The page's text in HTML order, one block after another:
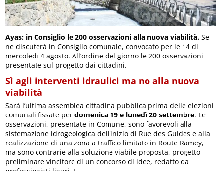
Ayas: in Consiglio le 200 osservazioni alla nuova viabilità. Se
ne discuterà in Consiglio comunale, convocato per le 14 di
mercoledì 4 agosto. All’ordine del giorno le 200 osservazioni
presentate sul progetto dai cittadini.
Sì agli interventi idraulici ma no alla nuova
viabilità
Sarà l’ultima assemblea cittadina pubblica prima delle elezioni
comunali fissate perdomenica 19 e lunedì 20 settembre. Le
osservazioni, presentate in Comune, sono favorevoli alla
sistemazione idrogeologica dell’inizio di Rue des Guides e alla
realizzazione di una zona a traffico limitato in Route Ramey,
ma sono contrarie alla soluzione viabile proposta, progetto
preliminare vincitore di un concorso di idee, redatto da